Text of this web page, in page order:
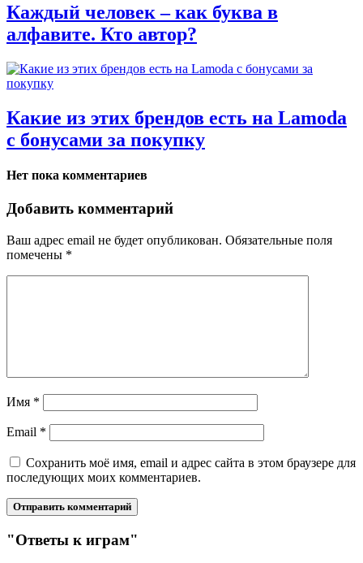
Каждый человек – как буква в
алфавите. Кто автор?
Какие из этих брендов есть на Lamoda
с бонусами за покупку
Нет пока комментариев
Добавить комментарий
Ваш адрес email не будет опубликован. Обязательные поля
помечены *
Имя *
Email *
Сохранить моё имя, email и адрес сайта в этом браузере для
последующих моих комментариев.
"Ответы к играм"